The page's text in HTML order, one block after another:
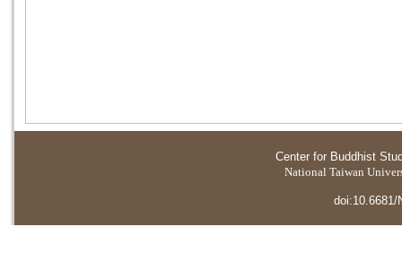
Center for Buddhist
National Taiwan
doi:10.6681/